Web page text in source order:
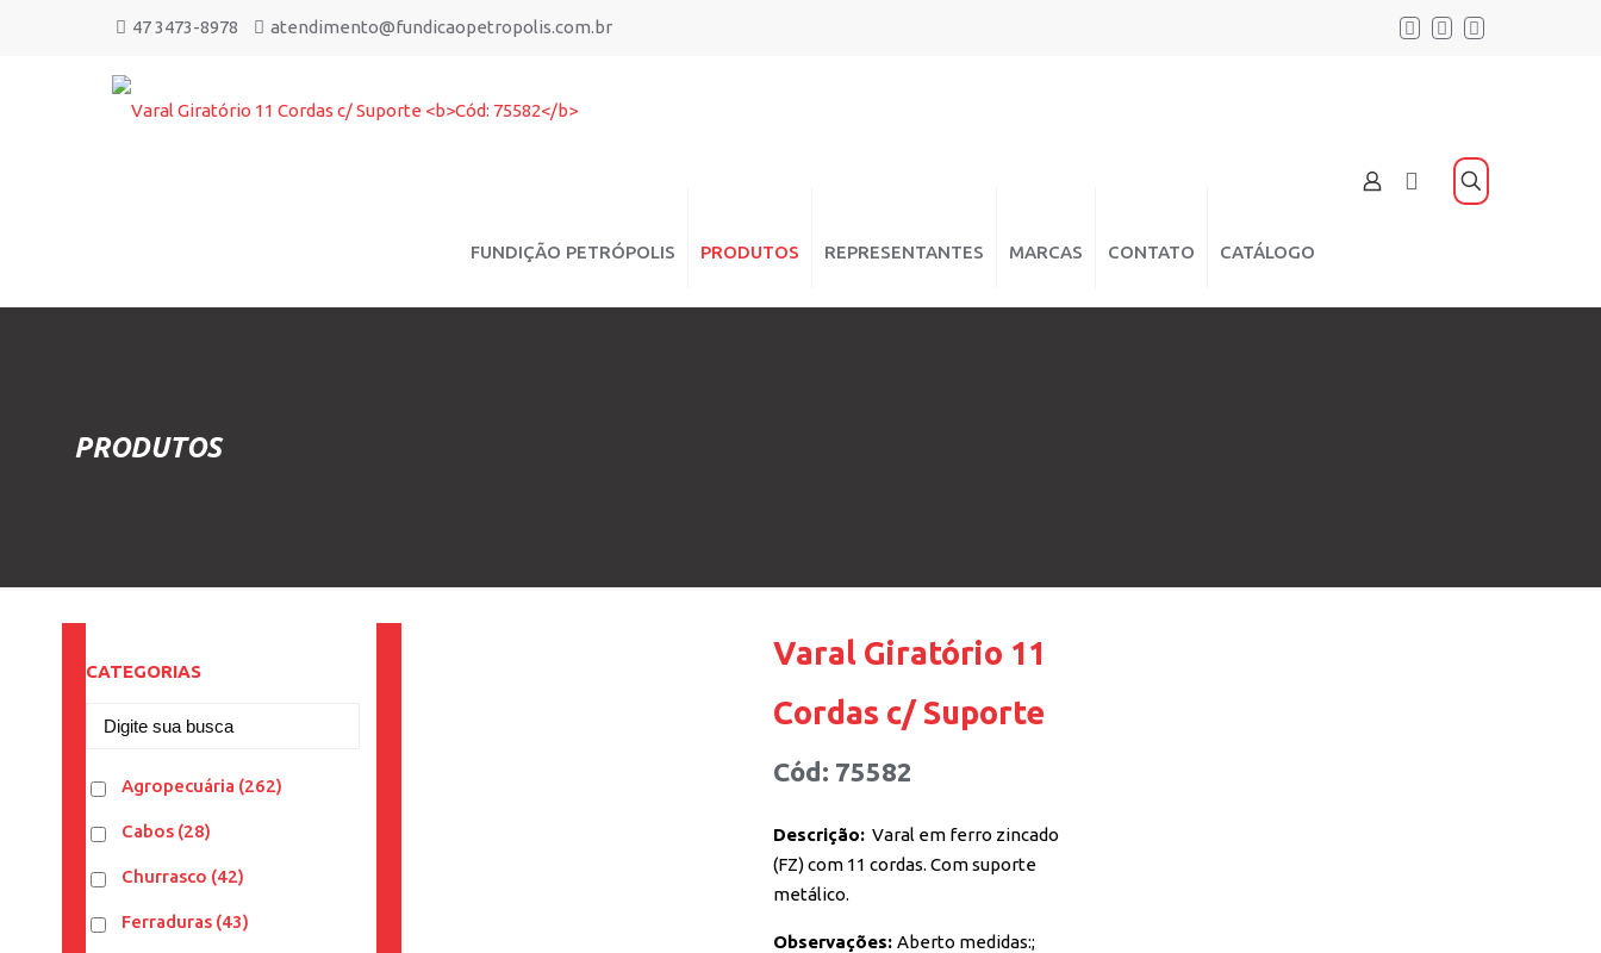
47 3473-8978 atendimento@fundicaopetropolis.com.br
FUNDIÇÃO PETRÓPOLIS PRODUTOS REPRESENTANTES MARCAS CONTATO CATÁLOGO
PRODUTOS
Varal Giratório 11
Cordas c/ Suporte
Cód: 75582
Descrição:Varal em ferro zincado
(FZ) com 11 cordas. Com suporte
metálico.
Observações: Aberto medidas:;
CATEGORIAS
Agropecuária (262)
Cabos (28)
Churrasco (42)
Ferraduras (43)